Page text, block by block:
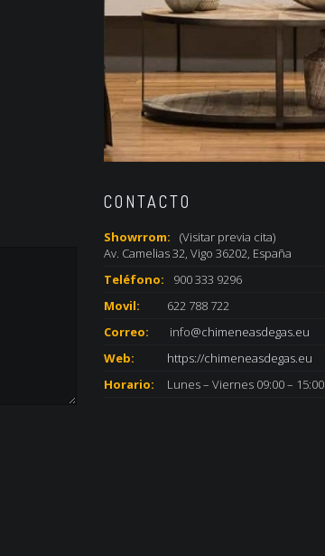
CONTACTO
Showrrom:
(Visitar previa cita)
Av. Camelias 32, Vigo 36202, España
Teléfono:
900 333 9296
Movil:
622 788 722
Correo:
info@chimeneasdegas.eu
Web:
https://chimeneasdegas.eu
Horario:
Lunes – Viernes 09:00 – 15:00